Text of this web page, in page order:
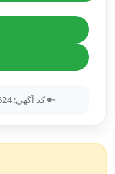
🔑 کد آگهی: 038257118009243153468977569624